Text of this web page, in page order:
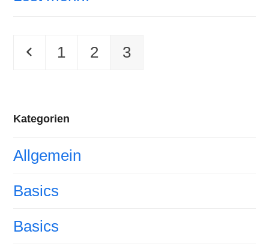
Vorheriger
Seite
1 Seite
2 Seite
3
Kategorien
Allgemein
Basics
Basics